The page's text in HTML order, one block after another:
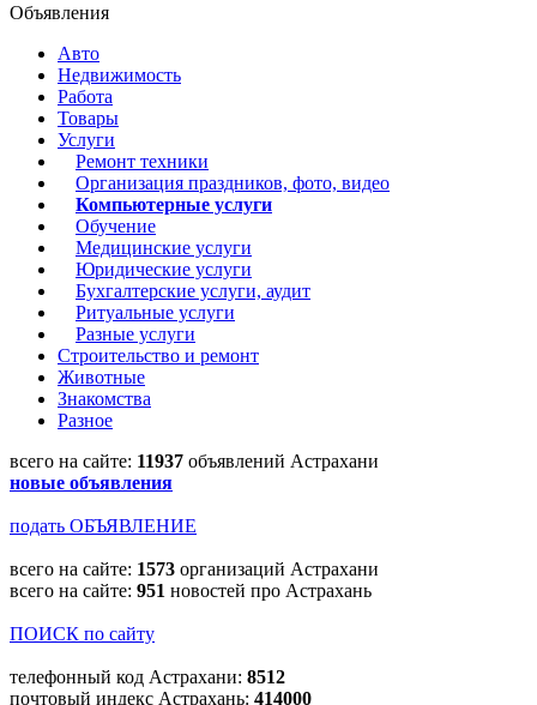
Объявления
Авто
Недвижимость
Работа
Товары
Услуги
Ремонт техники
Организация праздников, фото, видео
Компьютерные услуги
Обучение
Медицинские услуги
Юридические услуги
Бухгалтерские услуги, аудит
Ритуальные услуги
Разные услуги
Строительство и ремонт
Животные
Знакомства
Разное
всего на сайте: 11937 объявлений Астрахани
новые объявления
подать ОБЪЯВЛЕНИЕ
всего на сайте: 1573 организаций Астрахани
всего на сайте: 951 новостей про Астрахань
ПОИСК по сайту
телефонный код Астрахани: 8512
почтовый индекс Астрахань: 414000